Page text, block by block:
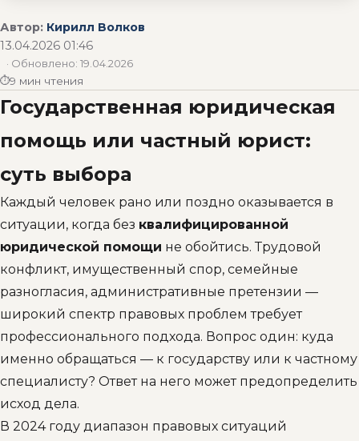
Автор: Кирилл Волков
13.04.2026 01:46
· Обновлено: 19.04.2026
9 мин чтения
Государственная юридическая
помощь или частный юрист:
суть выбора
Каждый человек рано или поздно оказывается в
ситуации, когда без квалифицированной
юридической помощи не обойтись. Трудовой
конфликт, имущественный спор, семейные
разногласия, административные претензии —
широкий спектр правовых проблем требует
профессионального подхода. Вопрос один: куда
именно обращаться — к государству или к частному
специалисту? Ответ на него может предопределить
исход дела.
В 2024 году диапазон правовых ситуаций